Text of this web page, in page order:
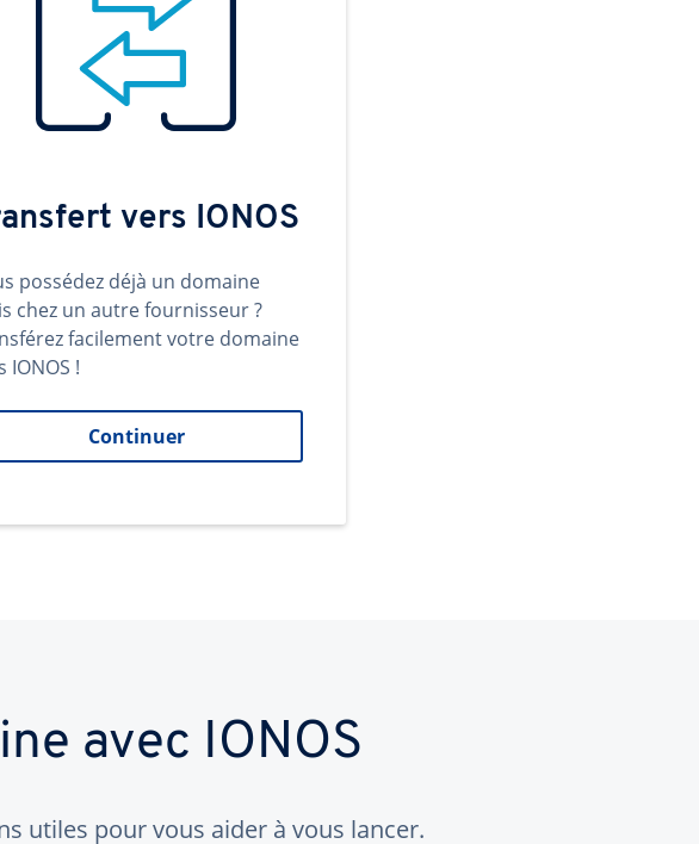
vers IONOS
possédez déjà un domaine
chez un autre fournisseur ?
facilement votre domaine
IONOS !
Continuer
avec IONOS
utiles pour vous aider à vous lancer.